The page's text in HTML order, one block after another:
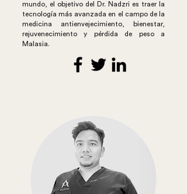
mundo, el objetivo del Dr. Nadzri es traer la
tecnología más avanzada en el campo de la
medicina antienvejecimiento, bienestar,
rejuvenecimiento y pérdida de peso a
Malasia.